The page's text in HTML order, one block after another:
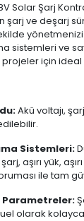
Solar Şarj
şarj ve deşarj
sistemleri ve
için ideal
Akü voltajı,
Sistemleri:
aşırı yük,
ile tam
olarak